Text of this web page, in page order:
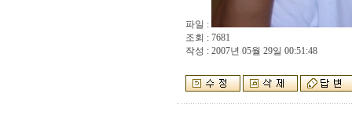
파일 :
조회 : 7681
작성 : 2007년 05월 29일 00:51:48